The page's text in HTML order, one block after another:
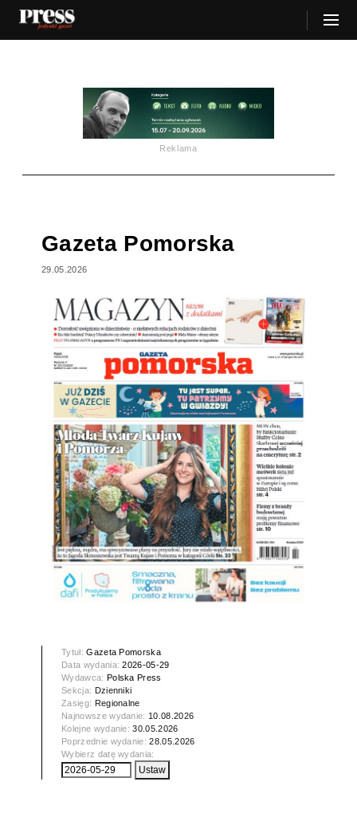
Reklama
Gazeta Pomorska
29.05.2026
Tytuł:Gazeta Pomorska
Data wydania:2026-05-29
Wydawca: Polska Press
Sekcja: Dzienniki
Zasięg: Regionalne
Najnowsze wydanie: 10.08.2026
Kolejne wydanie:30.05.2026
Poprzednie wydanie:28.05.2026
Wybierz datę wydania: